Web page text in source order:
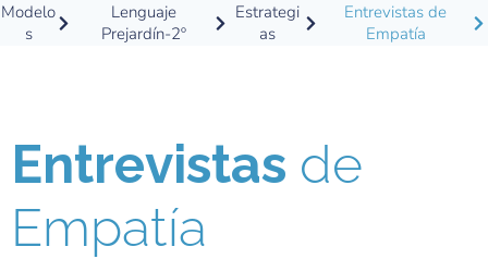
Modelo
s
Lenguaje
Prejardín-2º
Estrategi
as
Entrevistas de
Empatía
Entrevistas de
Empatía